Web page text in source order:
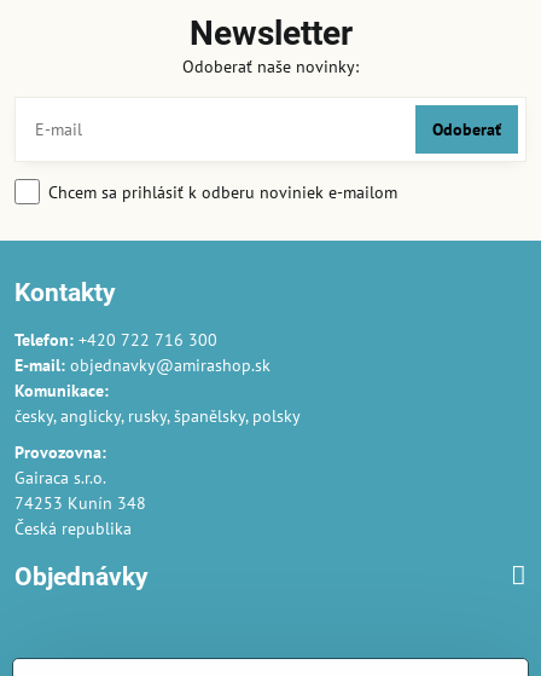
Newsletter
Odoberať naše novinky:
Odoberať
Chcem sa prihlásiť k odberu noviniek e-mailom
Kontakty
Telefon: +420 722 716 300
E-mail: objednavky@amirashop.sk
Komunikace:
česky, anglicky, rusky, španělsky, polsky
Provozovna:
Gairaca s.r.o.
74253 Kunín 348
Česká republika
Objednávky